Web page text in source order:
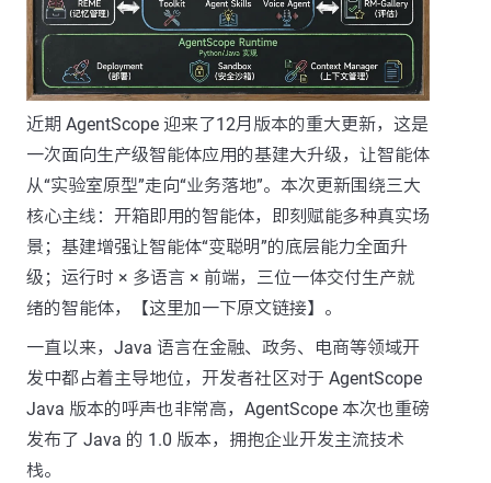
近期 AgentScope 迎来了12月版本的重大更新，这是
一次面向生产级智能体应用的基建大升级，让智能体
从“实验室原型”走向“业务落地”。本次更新围绕三大
核心主线：开箱即用的智能体，即刻赋能多种真实场
景；基建增强让智能体“变聪明”的底层能力全面升
级；运行时 × 多语言 × 前端，三位一体交付生产就
绪的智能体，【这里加一下原文链接】。
一直以来，Java 语言在金融、政务、电商等领域开
发中都占着主导地位，开发者社区对于 AgentScope
Java 版本的呼声也非常高，AgentScope 本次也重磅
发布了 Java 的 1.0 版本，拥抱企业开发主流技术
栈。